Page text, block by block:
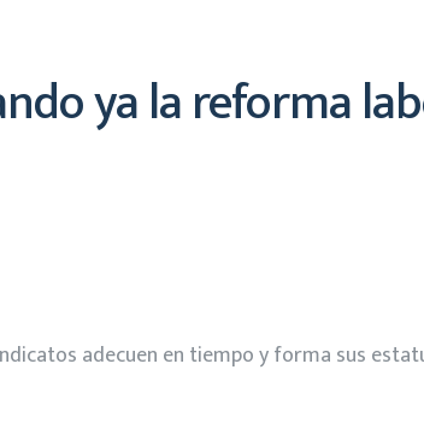
ya la reforma
adecuen en tiempo y forma sus